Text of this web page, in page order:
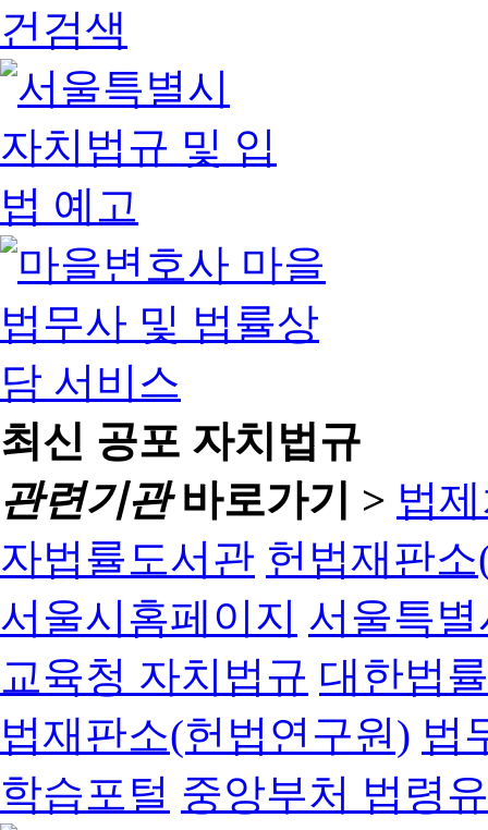
최신 공포 자치법규
관련기관바로가기 > 법
자법률도서관 헌법재판
서울시홈페이지 서울특
교육청 자치법규 대한법
법재판소(헌법연구원) 법
학습포털 중앙부처 법령